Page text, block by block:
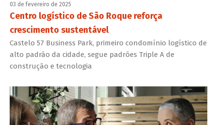
03 de fevereiro de 2025
Centro logístico de São Roque reforça
crescimento sustentável
Castelo 57 Business Park, primeiro condomínio logístico de
alto padrão da cidade, segue padrões Triple A de
construção e tecnologia